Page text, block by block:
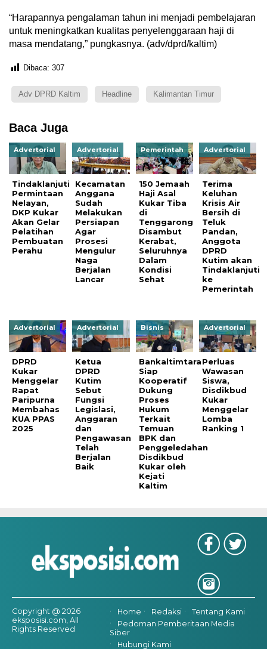
“Harapannya pengalaman tahun ini menjadi pembelajaran
untuk meningkatkan kualitas penyelenggaraan haji di
masa mendatang,” pungkasnya. (adv/dprd/kaltim)
Dibaca: 307
Adv DPRD Kaltim Headline Kalimantan Timur
Baca Juga
Advertorial
Tindaklanjuti
Permintaan
Nelayan,
DKP Kukar
Akan Gelar
Pelatihan
Pembuatan
Perahu
Advertorial
Kecamatan
Anggana
Sudah
Melakukan
Persiapan
Agar
Prosesi
Mengulur
Naga
Berjalan
Lancar
Pemerintah
150 Jemaah
Haji Asal
Kukar Tiba
di
Tenggarong
Disambut
Kerabat,
Seluruhnya
Dalam
Kondisi
Sehat
Advertorial
Terima
Keluhan
Krisis Air
Bersih di
Teluk
Pandan,
Anggota
DPRD
Kutim akan
Tindaklanjuti
ke
Pemerintah
Advertorial
DPRD
Kukar
Menggelar
Rapat
Paripurna
Membahas
KUA PPAS
2025
Advertorial
Ketua
DPRD
Kutim
Sebut
Fungsi
Legislasi,
Anggaran
dan
Pengawasan
Telah
Berjalan
Baik
Bisnis
Bankaltimtara
Siap
Kooperatif
Dukung
Proses
Hukum
Terkait
Temuan
BPK dan
Penggeledahan
Disdikbud
Kukar oleh
Kejati
Kaltim
Advertorial
Perluas
Wawasan
Siswa,
Disdikbud
Kukar
Menggelar
Lomba
Ranking 1
Copyright @ 2026
eksposisi.com, All
Rights Reserved
Home Redaksi
Tentang Kami
Pedoman Pemberitaan Media
Siber
Hubungi Kami